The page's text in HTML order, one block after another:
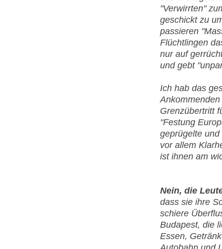
"Verwirrten"
geschickt zu
passieren
Flüchtlingen
nur auf
und gebt
Ich hab das
Grenzübertritt
"Festung
geprügelte
vor allem
ist ihnen am
Nein, die
dass sie ihre
schiere
Budapest, die
Essen,